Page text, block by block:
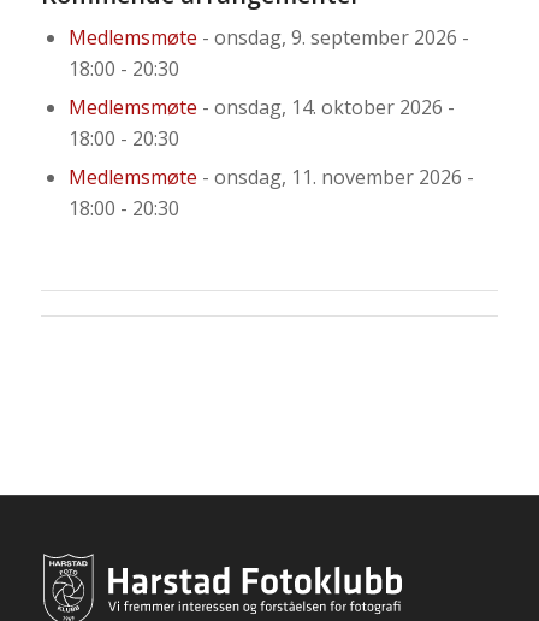
Medlemsmøte - onsdag, 9. september 2026 -
18:00 - 20:30
Medlemsmøte - onsdag, 14. oktober 2026 -
18:00 - 20:30
Medlemsmøte - onsdag, 11. november 2026 -
18:00 - 20:30